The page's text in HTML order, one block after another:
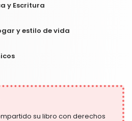
y Escritura
y estilo de vida
examen
su libro con derechos